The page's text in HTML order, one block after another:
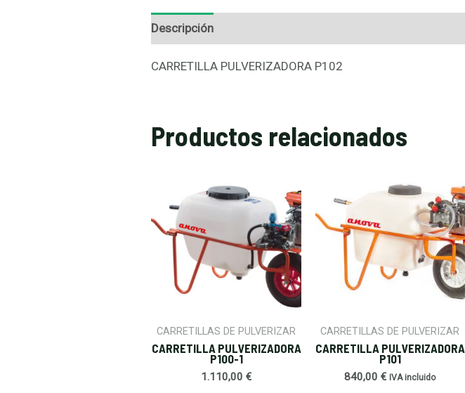
Descripción
CARRETILLA PULVERIZADORA P102
Productos relacionados
CARRETILLAS DE PULVERIZAR
CARRETILLA PULVERIZADORA
P100-1
1.110,00€
CARRETILLAS DE PULVERIZAR
CARRETILLA PULVERIZADORA
P101
840,00 € IVA incluido